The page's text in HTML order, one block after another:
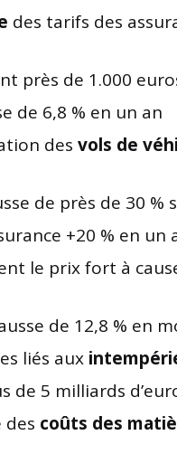
des tarifs des
près de 1.000
de 6,8 % en un an
des vols de
de près de 30 %
+20 % en un
le prix fort à
de 12,8 % en
liés aux
de 5 milliards
des coûts des